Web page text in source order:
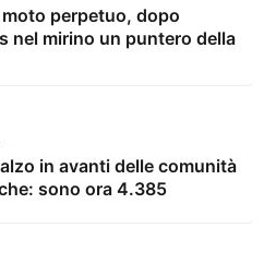
moto perpetuo, dopo
nel mirino un puntero della
in avanti delle comunità
sono ora 4.385